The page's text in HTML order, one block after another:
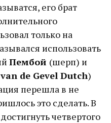
его брат
только на
использовать
Пембой (шерп) и
de Gevel Dutch)
перешла в не
это сделать. В
четвертого